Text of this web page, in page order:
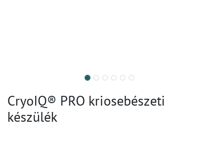
CryoIQ® PRO kriosebészeti
készülék